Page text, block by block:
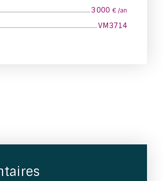
3 000 € /an
VM3714